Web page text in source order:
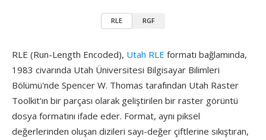
RLE RGF
RLE (Run-Length Encoded), Utah RLE formatı bağlamında,
1983 civarında Utah Üniversitesi Bilgisayar Bilimleri
Bölümü'nde Spencer W. Thomas tarafından Utah Raster
Toolkit'ın bir parçası olarak geliştirilen bir raster görüntü
dosya formatını ifade eder. Format, aynı piksel
değerlerinden oluşan dizileri sayı-değer çiftlerine sıkıştıran,